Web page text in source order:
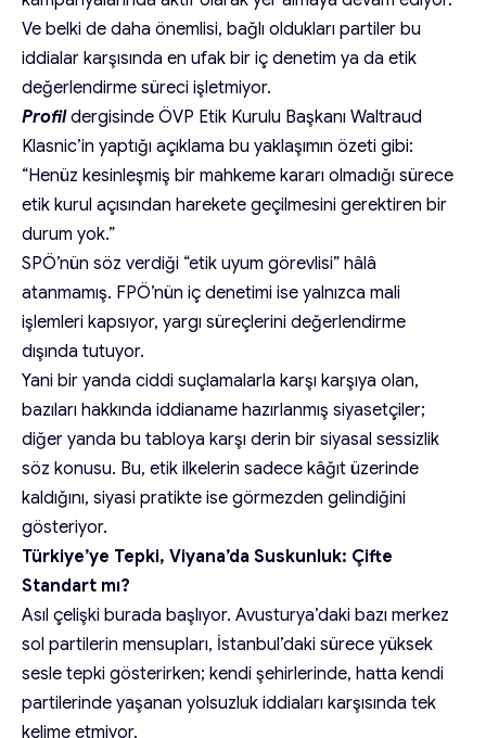
Ve belki de daha önemlisi, bağlı oldukları partiler bu
iddialar karşısında en ufak bir iç denetim ya da etik
değerlendirme süreci işletmiyor.
Profildergisinde ÖVP Etik Kurulu Başkanı Waltraud
Klasnic’in yaptığı açıklama bu yaklaşımın özeti gibi:
“Henüz kesinleşmiş bir mahkeme kararı olmadığı sürece
etik kurul açısından harekete geçilmesini gerektiren bir
durum yok.”
SPÖ’nün söz verdiği “etik uyum görevlisi” hâlâ
atanmamış. FPÖ’nün iç denetimi ise yalnızca mali
işlemleri kapsıyor, yargı süreçlerini değerlendirme
dışında tutuyor.
Yani bir yanda ciddi suçlamalarla karşı karşıya olan,
bazıları hakkında iddianame hazırlanmış siyasetçiler;
diğer yanda bu tabloya karşı derin bir siyasal sessizlik
söz konusu. Bu, etik ilkelerin sadece kâğıt üzerinde
kaldığını, siyasi pratikte ise görmezden gelindiğini
gösteriyor.
Türkiye’ye Tepki, Viyana’da Suskunluk: Çifte
Standart mı?
Asıl çelişki burada başlıyor. Avusturya’daki bazı merkez
sol partilerin mensupları, İstanbul’daki sürece yüksek
sesle tepki gösterirken; kendi şehirlerinde, hatta kendi
partilerinde yaşanan yolsuzluk iddiaları karşısında tek
kelime etmiyor.